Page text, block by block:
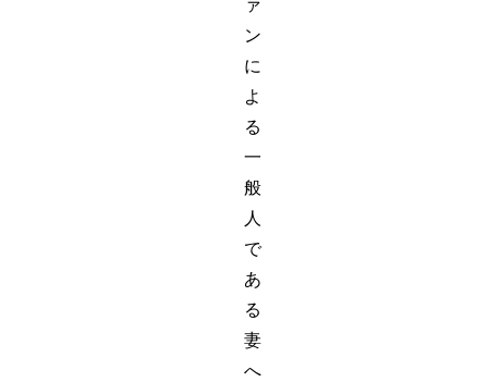
ァ
ン
に
よ
る
一
般
人
で
あ
る
妻
へ